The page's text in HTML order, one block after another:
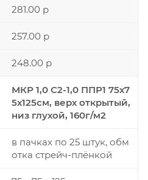
281.00 р
257.00 р
248.00 р
МКР 1,0 С2-1,0 ППР1 75х7
5х125см, верх открытый,
низ глухой, 160г/м2
в пачках по 25 штук, обм
отка стрейч-плёнкой